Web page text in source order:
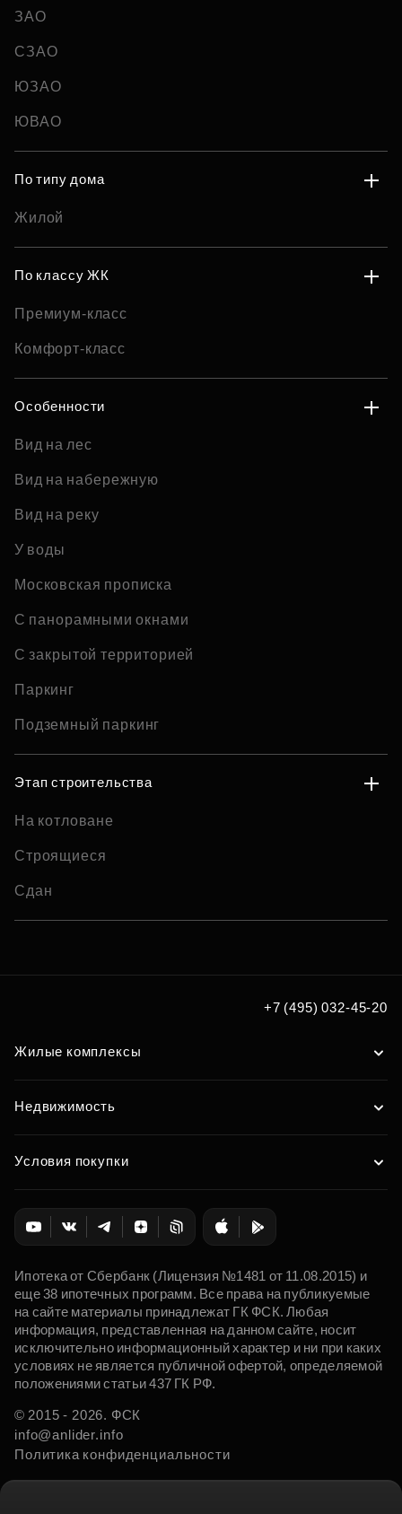
ЗАО
СЗАО
ЮЗАО
ЮВАО
По типу дома
Жилой
По классу ЖК
Премиум-класс
Комфорт-класс
Особенности
Вид на лес
Вид на набережную
Вид на реку
У воды
Московская прописка
С панорамными окнами
С закрытой территорией
Паркинг
Подземный паркинг
Этап строительства
На котловане
Строящиеся
Сдан
+7 (495) 032-45-20
Жилые комплексы
Недвижимость
Условия покупки
Ипотека от Сбербанк (Лицензия №1481 от 11.08.2015) и
еще 38 ипотечных программ. Все права на публикуемые
на сайте материалы принадлежат ГК ФСК. Любая
информация, представленная на данном сайте, носит
исключительно информационный характер и ни при каких
условиях не является публичной офертой, определяемой
положениями статьи 437 ГК РФ.
© 2015 - 2026. ФСК
info@anlider.info
Политика конфиденциальности